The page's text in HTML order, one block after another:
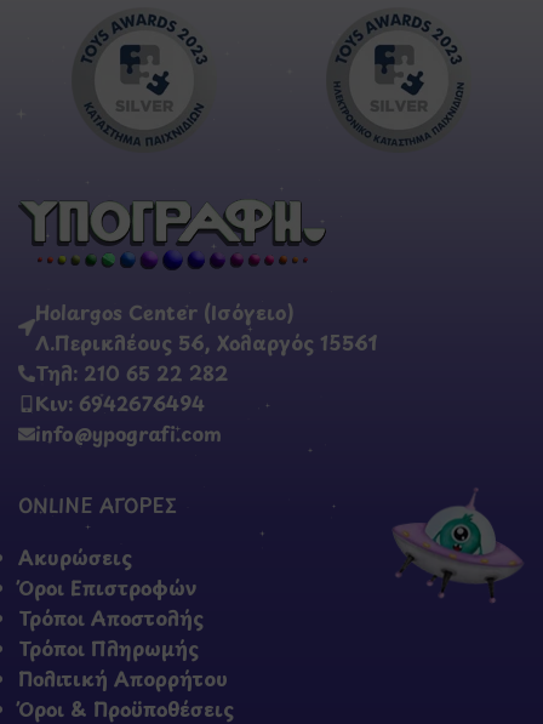
Holargos Center (Ισόγειο)
Λ.Περικλέους 56, Χολαργός 15561
Τηλ: 210 65 22 282
Κιν: 6942676494
info@ypografi.com
ONLINE ΑΓΟΡΕΣ
Ακυρώσεις
Όροι Επιστροφών
Τρόποι Αποστολής
Τρόποι Πληρωμής
Πολιτική Απορρήτου
Όροι & Προϋποθέσεις